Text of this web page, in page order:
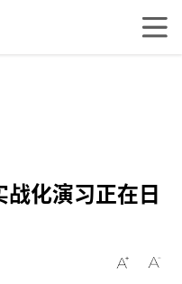
化演习正在日